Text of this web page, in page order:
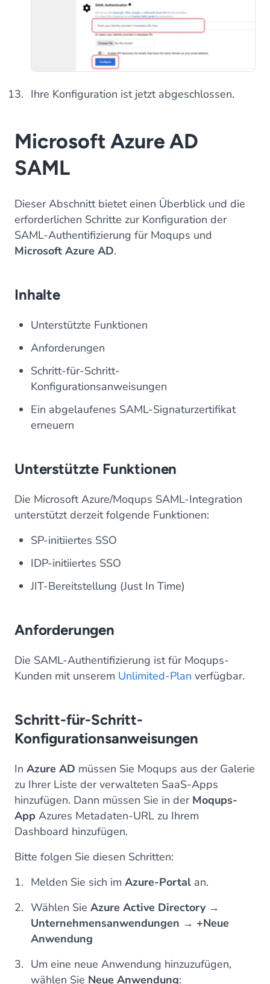
Ihre Konfiguration ist jetzt abgeschlossen.
Microsoft Azure AD
SAML
Dieser Abschnitt bietet einen Überblick und die
erforderlichen Schritte zur Konfiguration der
SAML-Authentifizierung für Moqups und
Microsoft Azure AD.
Inhalte
Unterstützte Funktionen
Anforderungen
Schritt-für-Schritt-
Konfigurationsanweisungen
Ein abgelaufenes SAML-Signaturzertifikat
erneuern
Unterstützte Funktionen
Die Microsoft Azure/Moqups SAML-Integration
unterstützt derzeit folgende Funktionen:
SP-initiiertes SSO
IDP-initiiertes SSO
JIT-Bereitstellung (Just In Time)
Anforderungen
Die SAML-Authentifizierung ist für Moqups-
Kunden mit unserem Unlimited-Plan verfügbar.
Schritt-für-Schritt-
Konfigurationsanweisungen
In Azure AD müssen Sie Moqups aus der Galerie
zu Ihrer Liste der verwalteten SaaS-Apps
hinzufügen. Dann müssen Sie in der Moqups-
App Azures Metadaten-URL zu Ihrem
Dashboard hinzufügen.
Bitte folgen Sie diesen Schritten:
Melden Sie sich im Azure-Portal an.
Wählen Sie Azure Active Directory→
Unternehmensanwendungen → +Neue
Anwendung
Um eine neue Anwendung hinzuzufügen,
wählen Sie Neue Anwendung: